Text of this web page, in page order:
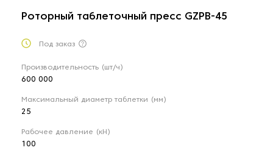
Роторный таблеточный пресс GZPB-45
Под заказ
Производительность (шт/ч)
600 000
Максимальный диаметр таблетки (мм)
25
Рабочее давление (кН)
100